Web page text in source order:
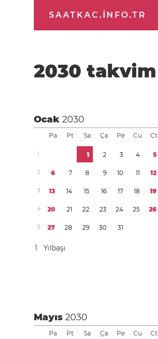
SAATKAC.INFO.TR
2030 takvim
Ocak2030
Pa Pt Sa Ça Pe Cu Ct
1 1 2 3 4 5
2 6 7 8 9 10 11 12
3 13 14 15 16 17 18 19
4 20 21 22 23 24 25 26
5 27 28 29 30 31
1 Yılbaşı
Mayıs2030
Pa Pt Sa Ça Pe Cu Ct